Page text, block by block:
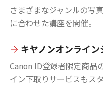
さまざまなジャンルの写
に合わせた講座を開催。
キヤノンオンライン
Canon ID登録者限定商品
イン下取りサービスもスタ